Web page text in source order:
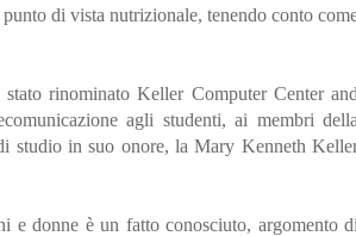
di vista nutrizionale, tenendo conto
rinominato Keller Computer Center and
agli studenti, ai membri della
studio in suo onore, la Mary Kenneth
e donne è un fatto conosciuto, argomento di